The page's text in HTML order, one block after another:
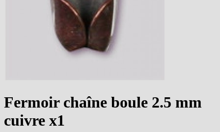
Fermoir chaîne boule 2.5 mm
cuivre x1